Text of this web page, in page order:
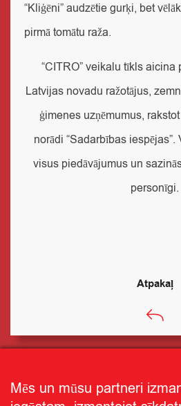
“Kliģēni” audzētie gurķi, bet
pirmā tomātu raža.
“CITRO” veikalu tīkls
Latvijas novadu ražotājus,
ģimenes uzņēmumus,
norādi “Sadarbības
visus piedāvājumus un
personīgi.
Atpakaļ
Mēs un mūsu partneri